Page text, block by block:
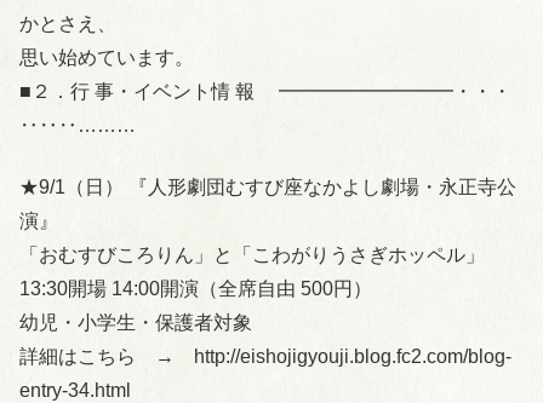
かとさえ、
思い始めています。
■２．行 事・イベント情 報 ━━━━━━━━━・・・
‥‥‥………
★9/1（日） 『人形劇団むすび座なかよし劇場・永正寺公
演』
「おむすびころりん」と「こわがりうさぎホッペル」
13:30開場 14:00開演（全席自由 500円）
幼児・小学生・保護者対象
詳細はこちら → http://eishojigyouji.blog.fc2.com/blog-
entry-34.html